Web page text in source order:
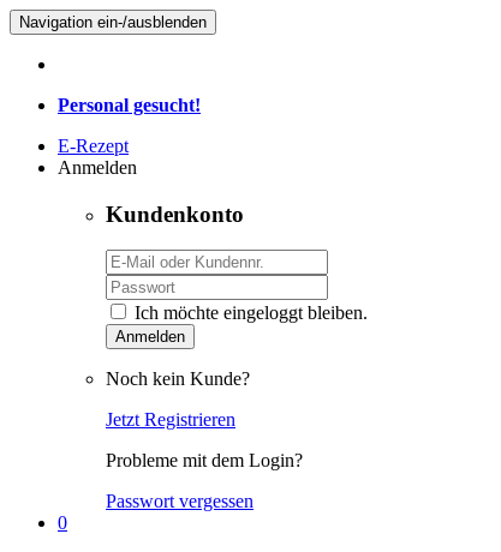
Navigation ein-/ausblenden
Personal gesucht!
E-Rezept
Anmelden
Kundenkonto
Ich möchte eingeloggt bleiben.
Anmelden
Noch kein Kunde?
Jetzt Registrieren
Probleme mit dem Login?
Passwort vergessen
0